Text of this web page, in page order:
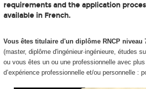
requirements and the application
available in French.
Vous êtes titulaire d'un diplôme RNCP niveau
(master, diplôme d'ingénieur·ingénieure, études
ou vous êtes un ou une professionnelle avec
d’expérience professionnelle et/ou personnelle :